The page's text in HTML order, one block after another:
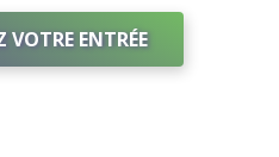
VOTRE ENTRÉE